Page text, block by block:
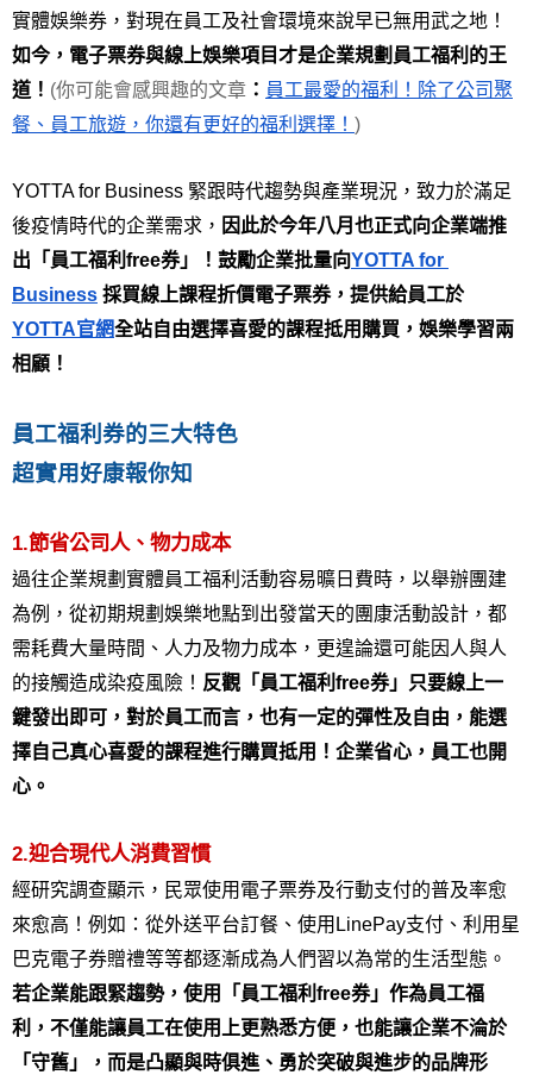
實體娛樂券，對現在員工及社會環境來說早已無用武之地！
如今，電子票券與線上娛樂項目才是企業規劃員工福利的王
道！ (你可能會感興趣的文章 ： 員工最愛的福利！除了公司聚
餐、員工旅遊，你還有更好的福利選擇！ )
YOTTA for Business 緊跟時代趨勢與產業現況，致力於滿足
後疫情時代的企業需求， 因此於今年八月也正式向企業端推
出「員工福利free券」！鼓勵企業批量向YOTTA for
Business 採買線上課程折價電子票券，提供給員工於
YOTTA官網全站自由選擇喜愛的課程抵用購買，娛樂學習兩
相顧！
員工福利券的三大特色
超實用好康報你知
1.節省公司人、物力成本
過往企業規劃實體員工福利活動容易曠日費時，以舉辦團建
為例，從初期規劃娛樂地點到出發當天的團康活動設計，都
需耗費大量時間、人力及物力成本，更遑論還可能因人與人
的接觸造成染疫風險！ 反觀「員工福利free券」只要線上一
鍵發出即可，對於員工而言，也有一定的彈性及自由，能選
擇自己真心喜愛的課程進行購買抵用！企業省心，員工也開
心。
2.迎合現代人消費習慣
經研究調查顯示，民眾使用電子票券及行動支付的普及率愈
來愈高！例如：從外送平台訂餐、使用LinePay支付、利用星
巴克電子券贈禮等等都逐漸成為人們習以為常的生活型態。
若企業能跟緊趨勢，使用「員工福利free券」作為員工福
利，不僅能讓員工在使用上更熟悉方便，也能讓企業不淪於
「守舊」，而是凸顯與時俱進、勇於突破與進步的品牌形